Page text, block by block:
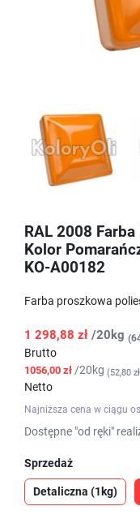
RAL 2008
Kolor
KO-A00182
Farba proszkowa
1 298,88 zł /20kg
Brutto
1056,00 zł /20kg (52,80
Netto
Najniższa cena w ciągu
Dostępne "od ręki"
Sprzedaż
Detaliczna (1kg)